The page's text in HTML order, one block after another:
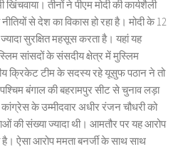
तीनों ने पीएम मोदी की कार्यशैली
से देश का विकास हो रहा है। मोदी के 12
सुरक्षित महसूस करता है। यहां यह
सांसदों के संसदीय क्षेत्र में मुस्लिम
क्रिकेट टीम के सदस्य रहे यूसुफ पठान ने तो
बंगाल की बहरामपुर सीट से चुनाव लड़ा
के उम्मीदवार अधीर रंजन चौधरी को
की संख्या ज्यादा थी। आमतौर पर यह आरोप
है। ऐसा आरोप ममता बनर्जी के साथ साथ